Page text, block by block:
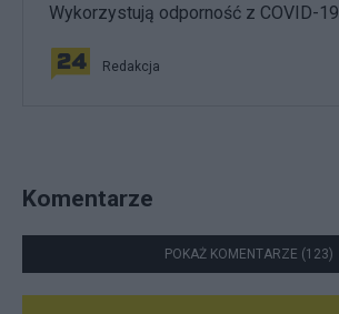
Wykorzystują odporność z COVID-19
Redakcja
Komentarze
POKAŻ KOMENTARZE (123)